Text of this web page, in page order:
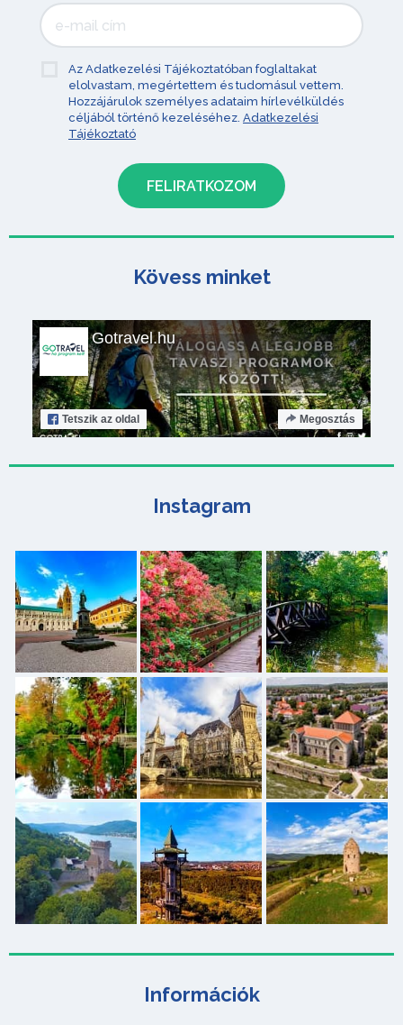
Információk
Az Adatkezelési Tájékoztatóban foglaltakat
elolvastam, megértettem és tudomásul vettem.
Hozzájárulok személyes adataim hírlevélküldés
céljából történő kezeléséhez. Adatkezelési
Tájékoztató
Kövess minket
Gotravel.hu
Tetszik az oldal Megosztás
Instagram